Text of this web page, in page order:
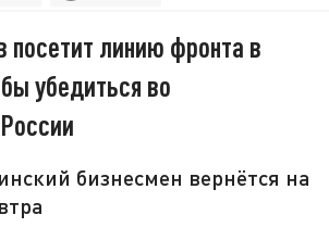
посетит линию фронта в
убедиться во
бизнесмен вернётся на